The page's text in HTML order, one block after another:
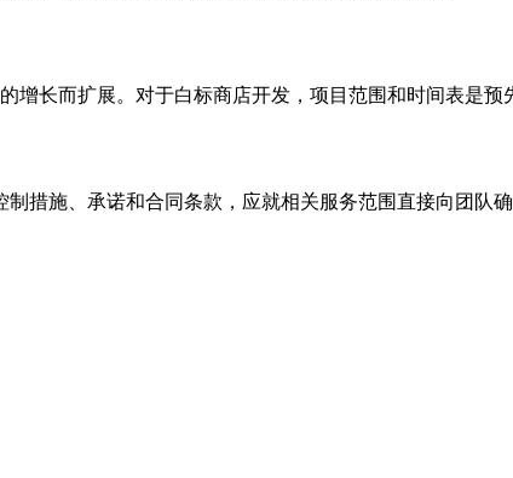
长而扩展。对于白标商店开发，项目范围和时间表是预
措施、承诺和合同条款，应就相关服务范围直接向团队确